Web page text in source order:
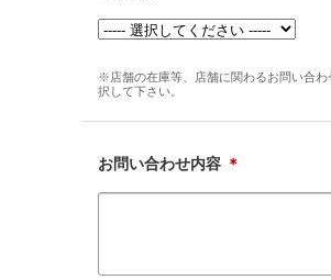
※店舗の在庫等、店舗に関わるお問い合わ
択して下さい。
お問い合わせ内容 ＊